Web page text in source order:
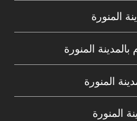
المنورة
المنورة
المنورة
المنورة